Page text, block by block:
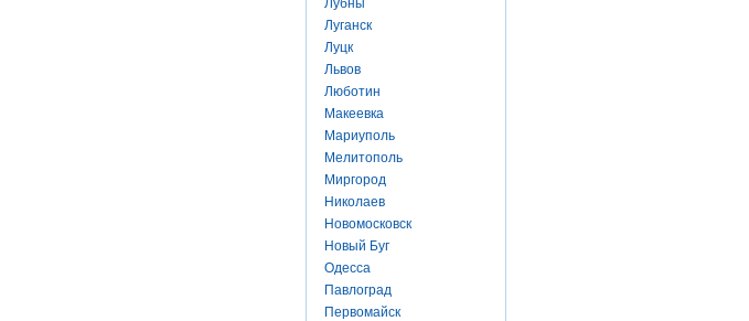
Лубны
Луганск
Луцк
Львов
Люботин
Макеевка
Мариуполь
Мелитополь
Миргород
Николаев
Новомосковск
Новый Буг
Одесса
Павлоград
Первомайск